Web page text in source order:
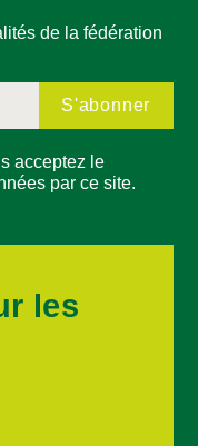
de la fédération
acceptez le
par ce site.
les